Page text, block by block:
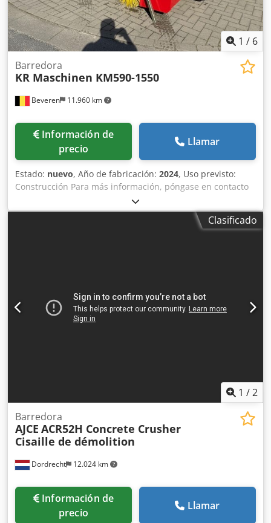
1 / 6
Beveren 11.960 km
Barredora
KR Maschinen KM590-1550
Información de
precio
Llamar
Estado: nuevo, Año de fabricación: 2024, Uso previsto:
Construcción Para más información, póngase en contacto
con Kristoff Van Havere. Dkjdpfsxdhgdsx Amber
Clasificado
1 /2
Dordrecht 12.024 km
Barredora
AJCE ACR52H Concrete Crusher
Cisaille de démolition
Información de
precio
Llamar